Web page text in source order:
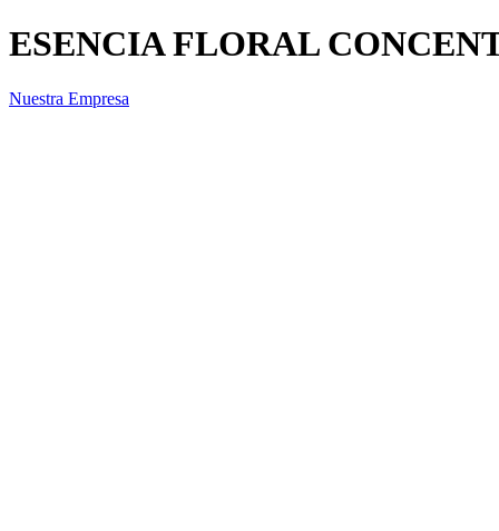
ESENCIA FLORAL
Nuestra Empresa